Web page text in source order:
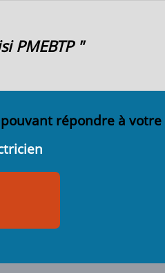
PMEBTP "
répondre à